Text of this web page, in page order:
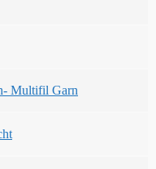
Multifil Garn